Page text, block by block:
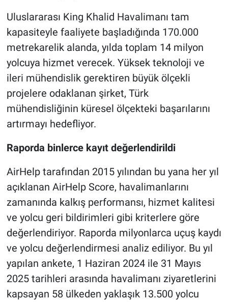
Uluslararası King Khalid Havalimanı tam
kapasiteyle faaliyete başladığında 170.000
metrekarelik alanda, yılda toplam 14 milyon
yolcuya hizmet verecek. Yüksek teknoloji ve
ileri mühendislik gerektiren büyük ölçekli
projelere odaklanan şirket, Türk
mühendisliğinin küresel ölçekteki başarılarını
artırmayı hedefliyor.
Raporda binlerce kayıt değerlendirildi
AirHelp tarafından 2015 yılından bu yana her yıl
açıklanan AirHelp Score, havalimanlarını
zamanında kalkış performansı, hizmet kalitesi
ve yolcu geri bildirimleri gibi kriterlere göre
değerlendiriyor. Raporda milyonlarca uçuş kaydı
ve yolcu değerlendirmesi analiz ediliyor. Bu yıl
yapılan ankete, 1 Haziran 2024 ile 31 Mayıs
2025 tarihleri ​​arasında havalimanı ziyaretlerini
kapsayan 58 ülkeden yaklaşık 13.500 yolcu